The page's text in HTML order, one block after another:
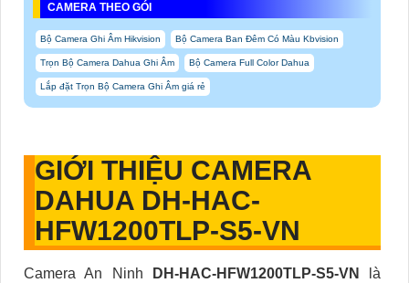
CAMERA THEO GÓI
Bộ Camera Ghi Âm Hikvision Bộ Camera Ban Đêm Có Màu Kbvision
Trọn Bộ Camera Dahua Ghi Âm Bộ Camera Full Color Dahua
Lắp đặt Trọn Bộ Camera Ghi Âm giá rẻ
GIỚI THIỆU CAMERA
DAHUA DH-HAC-
HFW1200TLP-S5-VN
Camera An Ninh DH-HAC-HFW1200TLP-S5-VN
là